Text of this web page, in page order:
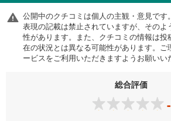
公開中のクチコミは個人の主観・意見です
表現の記載は禁止されていますが、その
性があります。また、クチコミの情報は
在の状況とは異なる可能性があります。ご
ービスをご利用いただきますようお願いい
総合評価
-